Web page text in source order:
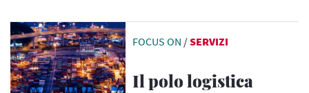
FOCUS ON /SERVIZI
Il polo logistica